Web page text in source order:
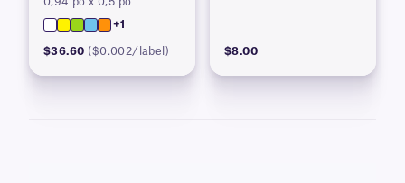
+1
$36.60 ($0.002/label) $8.00